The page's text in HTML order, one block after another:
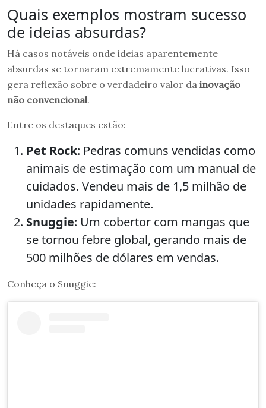
Quais exemplos mostram sucesso
de ideias absurdas?
Há casos notáveis onde ideias aparentemente
absurdas se tornaram extremamente lucrativas. Isso
gera reflexão sobre o verdadeiro valor da inovação
não convencional.
Entre os destaques estão:
Pet Rock: Pedras comuns vendidas como
animais de estimação com um manual de
cuidados. Vendeu mais de 1,5 milhão de
unidades rapidamente.
Snuggie: Um cobertor com mangas que
se tornou febre global, gerando mais de
500 milhões de dólares em vendas.
Conheça o Snuggie: